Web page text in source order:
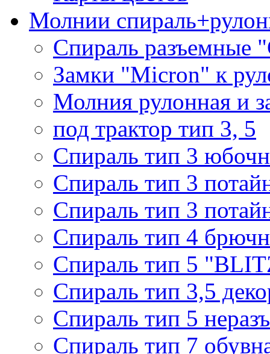
Молнии
Спираль разъемные
Замки "Micron" к
Молния рулонная и
под трактор тип 3, 5
Спираль тип 3
Спираль тип 3
Спираль тип 3
Спираль тип 4
Спираль тип 5
Спираль тип 3,5
Спираль тип 5
Спираль тип 7